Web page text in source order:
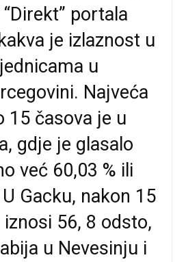
portala
je izlaznost u
u
Najveća
15 časova je u
gdje je glasalo
već 60,03 % ili
Gacku, nakon 15
56, 8 odsto,
u Nevesinju i